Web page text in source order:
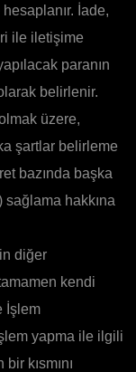
İade,
ile iletişime
paranın
belirlenir.
üzere,
şartlar belirleme
bazında başka
hakkına
diğer
kendi
İşlem
yapma ile ilgili
kısmını